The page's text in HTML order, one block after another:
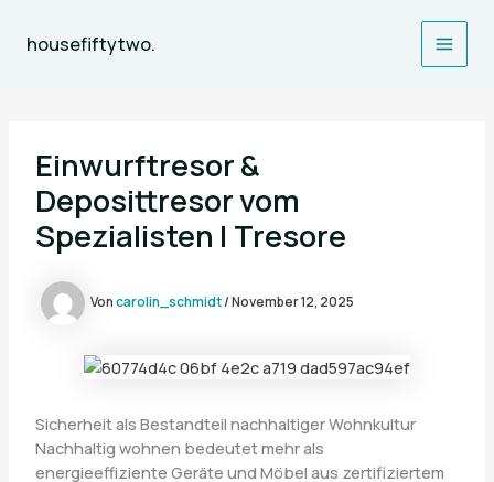
Inhalthousefiftytwo.
Main
Einwurftresor &
Deposittresor vom
Spezialisten | Tresore
Voncarolin_schmidt/November 12, 2025
Sicherheit als Bestandteil nachhaltiger Wohnkultur
Nachhaltig wohnen bedeutet mehr als
energieeffiziente Geräte und Möbel aus zertifiziertem